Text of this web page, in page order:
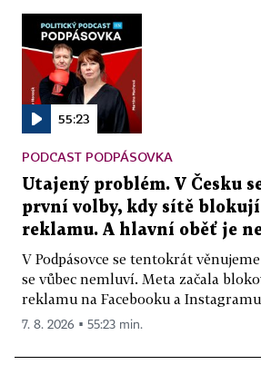
55:23
PODCAST PODPÁSOVKA
Utajený problém. V Česku
první volby, kdy sítě
reklamu. A hlavní oběť je
V Podpásovce se tentokrát
se vůbec nemluví. Meta začala
reklamu na Facebooku a Instagramu
7. 8. 2026 ▪ 55:23 min.